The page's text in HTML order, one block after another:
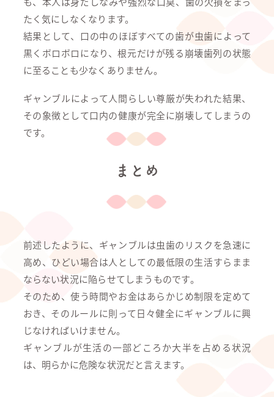
たく気にしなくなります。
結果として、口の中のほぼすべての歯が虫歯によって
黒くボロボロになり、根元だけが残る崩壊歯列の状態
に至ることも少なくありません。
ギャンブルによって人間らしい尊厳が失われた結果、
その象徴として口内の健康が完全に崩壊してしまうの
です。
まとめ
前述したように、ギャンブルは虫歯のリスクを急速に
高め、ひどい場合は人としての最低限の生活すらまま
ならない状況に陥らせてしまうものです。
そのため、使う時間やお金はあらかじめ制限を定めて
おき、そのルールに則って日々健全にギャンブルに興
じなければいけません。
ギャンブルが生活の一部どころか大半を占める状況
は、明らかに危険な状況だと言えます。